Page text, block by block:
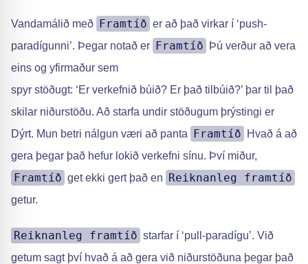
Vandamálið með Framtíð er að það virkar í ‘push-
paradígunni’. Þegar notað er Framtíð
Þú verður að vera
eins og yfirmaður sem
spyr stöðugt: ‘Er verkefnið búið? Er það tilbúið?’ þar til það
skilar niðurstöðu. Að starfa undir stöðugum þrýstingi er
Dýrt. Mun betri nálgun væri að panta Framtíð
Hvað á að
gera þegar það hefur lokið verkefni sínu. Því miður,
Framtíð get ekki gert það en Reiknanleg framtíð
getur.
Reiknanleg framtíð starfar í ‘pull-paradígu’. Við
getum sagt því hvað á að gera við niðurstöðuna þegar það